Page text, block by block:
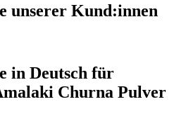
unserer Kund:innen
in Deutsch für
Churna Pulver